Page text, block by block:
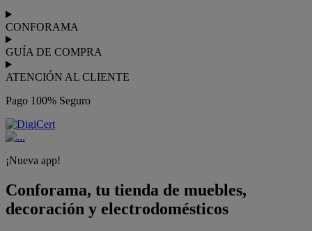
CONFORAMA
GUÍA DE COMPRA
ATENCIÓN AL CLIENTE
Pago 100% Seguro
¡Nueva app!
Conforama, tu tienda de muebles,
decoración y electrodomésticos